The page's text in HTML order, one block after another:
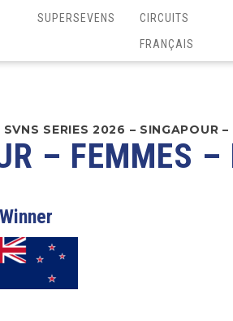
SUPERSEVENS
CIRCUITS
FRANÇAIS
SVNS SERIES 2026 – SINGAPOUR
– FEMMES –
Winner